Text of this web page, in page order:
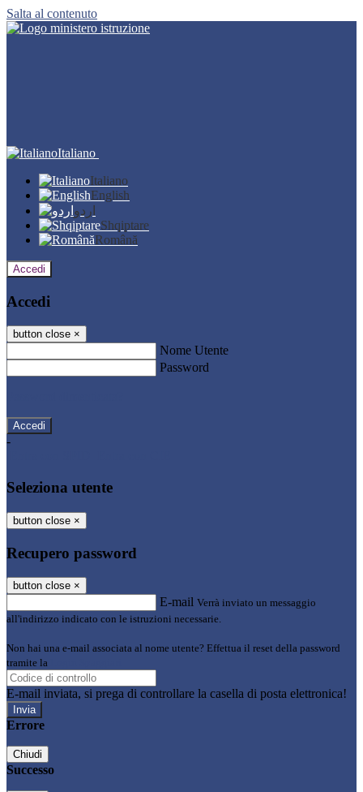
Salta al contenuto
Italiano
Italiano
English
اردو
Shqiptare
Română
Accedi
Accedi
button close ×
Nome Utente
Password
-
Seleziona utente
button close ×
Recupero password
button close ×
E-mail Verrà inviato un messaggio
all'indirizzo indicato con le istruzioni necessarie.
Non hai una e-mail associata al nome utente? Effettua il reset della password
tramite la
E-mail inviata, si prega di controllare la casella di posta elettronica!
Errore
Chiudi
Successo